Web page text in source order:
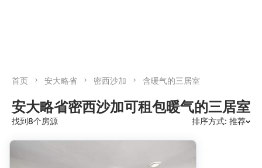
首页 安大略省 密西沙加 含暖气的三居室
安大略省密西沙加可租包暖气的三居室
找到8个房源 排序方式: 推荐